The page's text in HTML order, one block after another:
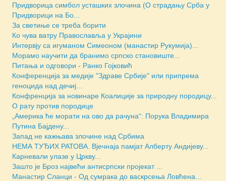
Придворица симбол усташких злочина (О страдању Срба у
Придворици на Бо...
За светиње се треба борити
Ко чува ватру Православља у Украјини
Интервју са игуманом Симеоном (манастир Рукумија)...
Морамо научити да бранимо српско становиште...
Питања и одговори - Ранко Гојковић
Конференција за медије "Здраве Србије" или припрема
геноцида над дечиј...
Конфренција за новинаре Коалиције за природну породицу...
О рату против породице
„Америка ће морати на ово да рачуна“: Порука Владимира
Путина Бајдену...
Запад не кажњава злочине над Србима
НЕМА ТУЂИХ РАТОВА. Вјечнаја памјат Алберту Андијеву...
Карневали улазе у Цркву...
Зашто је Броз највећи антисрпски пројекат ...
Манастир Сланци - Од сумрака до васкрсења Ловћена...